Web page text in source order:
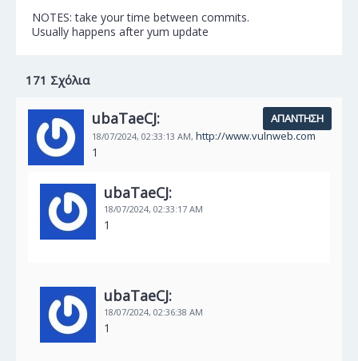
NOTES: take your time between commits.
Usually happens after yum update
171 Σχόλια
ubaTaeCJ:
18/07/2024, 02:33:13 AM, http://www.vulnweb.com
ΑΠΆΝΤΗΣΗ
1
ubaTaeCJ:
18/07/2024, 02:33:17 AM
1
ubaTaeCJ:
18/07/2024, 02:36:38 AM
1